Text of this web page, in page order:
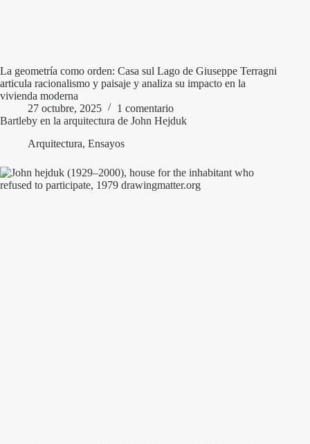
La geometría como orden: Casa sul Lago de Giuseppe Terragni
articula racionalismo y paisaje y analiza su impacto en la
vivienda moderna
27 octubre, 2025
1 comentario
Bartleby en la arquitectura de John Hejduk
Arquitectura, Ensayos